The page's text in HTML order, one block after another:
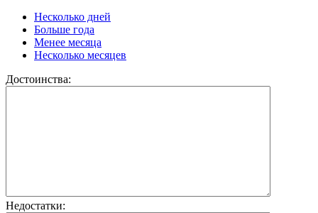
Несколько дней
Больше года
Менее месяца
Несколько месяцев
Достоинства:
Недостатки: